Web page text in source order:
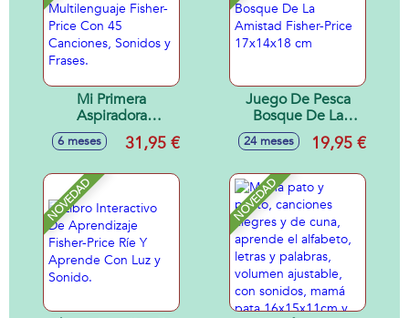
Mi Primera
Aspiradora
Multilenguaje
Fisher-Price Con 45
y Frases.
6 meses 31,95 €
Juego De Pesca
Bosque De La
Amistad Fisher-
Price 17x14x18 cm
24 meses 19,95 €
NOVEDAD NOVEDAD